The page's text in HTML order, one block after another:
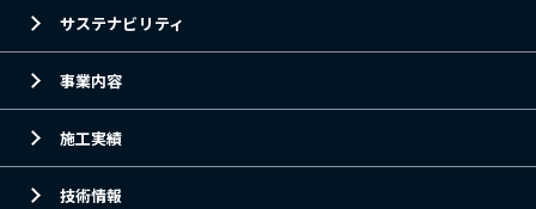
サステナビリティ
事業内容
施工実績
技術情報